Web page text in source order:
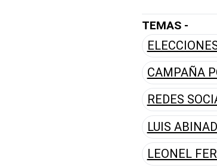
TEMAS -
CAMPAÑA
REDES
LUIS
LEONEL